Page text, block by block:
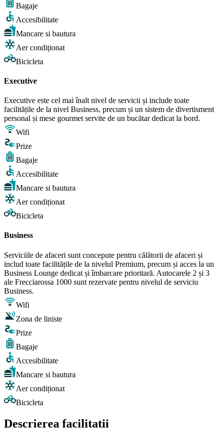
Bagaje
Accesibilitate
Mancare si bautura
Aer condiționat
Bicicleta
Executive
Executive este cel mai înalt nivel de servicii și include toate
facilitățile de la nivel Business, precum și un sistem de divertisment
personal și mese gourmet servite de un bucătar dedicat la bord.
Wifi
Prize
Bagaje
Accesibilitate
Mancare si bautura
Aer condiționat
Bicicleta
Business
Serviciile de afaceri sunt concepute pentru călătorii de afaceri și
includ toate facilitățile de la nivelul Premium, precum și acces la un
Business Lounge dedicat și îmbarcare prioritară. Autocarele 2 și 3
ale Frecciarossa 1000 sunt rezervate pentru nivelul de serviciu
Business.
Wifi
Zona de liniste
Prize
Bagaje
Accesibilitate
Mancare si bautura
Aer condiționat
Bicicleta
Descrierea facilitatii